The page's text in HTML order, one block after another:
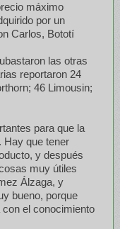
máximo
por un
Carlos, Bototí
las otras
reportaron 24
46 Limousin;
para que la
Hay que tener
y después
muy útiles
Álzaga, y
bueno, porque
con el conocimiento